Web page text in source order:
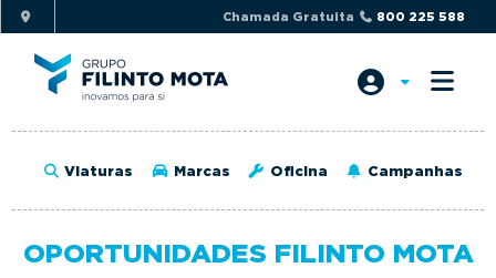
i
p
t
o
r
i
i
p
t
o
a
i
Chamada Gratuita 800 225 588
Viaturas Marcas Oficina Campanhas
OPORTUNIDADES FILINTO MOTA